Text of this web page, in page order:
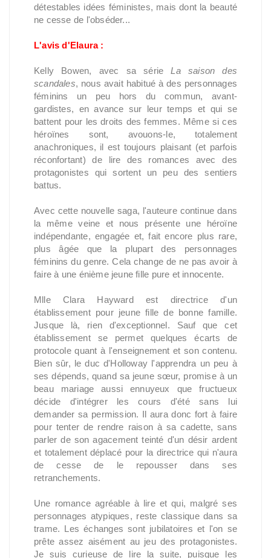
détestables idées féministes, mais dont la beauté
ne cesse de l'obséder...
L'avis d'Elaura :
Kelly Bowen, avec sa sérieLa saison des
scandales, nous avait habitué à des personnages
féminins un peu hors du commun, avant-
gardistes, en avance sur leur temps et qui se
battent pour les droits des femmes. Même si ces
héroïnes sont, avouons-le, totalement
anachroniques, il est toujours plaisant (et parfois
réconfortant) de lire des romances avec des
protagonistes qui sortent un peu des sentiers
battus.
Avec cette nouvelle saga, l'auteure continue dans
la même veine et nous présente une héroïne
indépendante, engagée et, fait encore plus rare,
plus âgée que la plupart des personnages
féminins du genre. Cela change de ne pas avoir à
faire à une énième jeune fille pure et innocente.
Mlle Clara Hayward est directrice d'un
établissement pour jeune fille de bonne famille.
Jusque là, rien d'exceptionnel. Sauf que cet
établissement se permet quelques écarts de
protocole quant à l'enseignement et son contenu.
Bien sûr, le duc d'Holloway l'apprendra un peu à
ses dépends, quand sa jeune sœur, promise à un
beau mariage aussi ennuyeux que fructueux
décide d'intégrer les cours d'été sans lui
demander sa permission. Il aura donc fort à faire
pour tenter de rendre raison à sa cadette, sans
parler de son agacement teinté d'un désir ardent
et totalement déplacé pour la directrice qui n'aura
de cesse de le repousser dans ses
retranchements.
Une romance agréable à lire et qui, malgré ses
personnages atypiques, reste classique dans sa
trame. Les échanges sont jubilatoires et l'on se
prête assez aisément au jeu des protagonistes.
Je suis curieuse de lire la suite, puisque les